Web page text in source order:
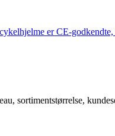
er CE-
sortimentstørrelse,